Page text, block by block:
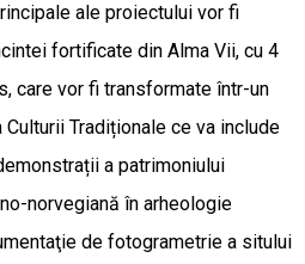
ale proiectului vor fi
fortificate din Alma Vii, cu 4
care vor fi transformate într-un
Tradiționale ce va include
a patrimoniului
norvegiană în arheologie
de fotogrametrie a sitului